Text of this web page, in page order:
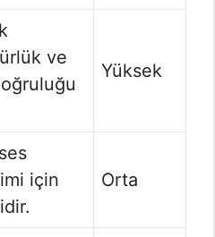
ve
Yüksek
için
Orta